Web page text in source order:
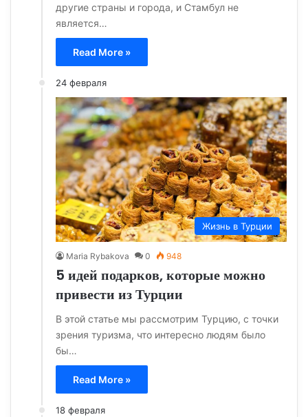
другие страны и города, и Стамбул не
является…
Read More »
24 февраля
Жизнь в Турции
Maria Rybakova 0 948
5 идей подарков, которые можно
привести из Турции
В этой статье мы рассмотрим Турцию, с точки
зрения туризма, что интересно людям было
бы…
Read More »
18 февраля